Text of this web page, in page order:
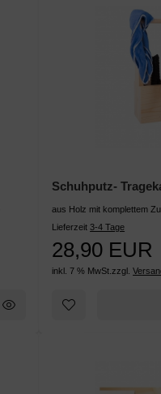
Schuhputz-
aus Holz mit komplettem
Lieferzeit3-4 Tage
28,90 EUR
inkl. 7 % MwSt. zzgl.